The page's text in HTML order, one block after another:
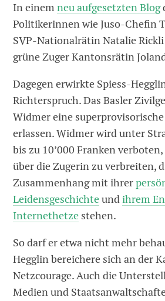
In einemneu aufgesetzten Blog
Politikerinnen wie Juso-Chefin
SVP-Nationalrätin Natalie
grüne Zuger Kantonsrätin
Dagegen erwirkte Spiess-
Richterspruch. Das Basler
Widmer eine
erlassen. Widmer wird unter
bis zu 10’000 Franken
über die Zugerin zu verbreiten,
Zusammenhang mit ihrer
Leidensgeschichteundihrem
Internethetze stehen.
So darf er etwa nicht mehr
Hegglin bereichere sich an der
Netzcourage. Auch die
Medien und